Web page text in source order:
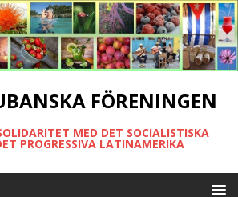
FÖRENINGEN
MED DET SOCIALISTISKA
PROGRESSIVA LATINAMERIKA